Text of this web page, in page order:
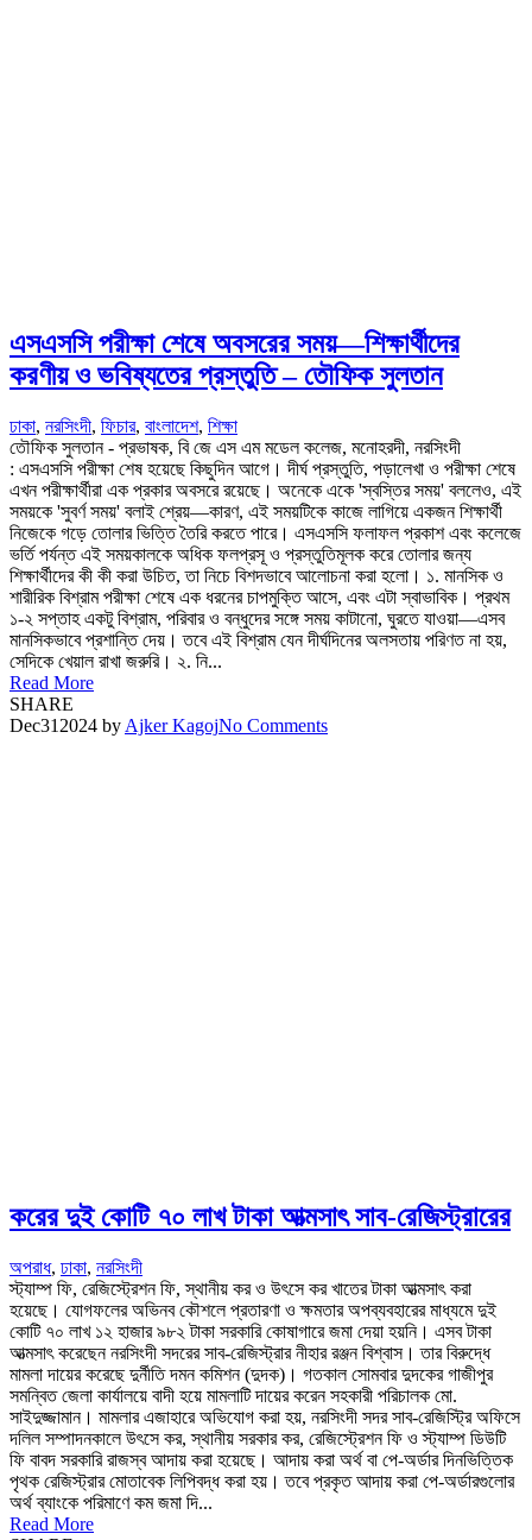
এসএসসি পরীক্ষা শেষে অবসরের সময়—শিক্ষার্থীদের
করণীয় ও ভবিষ্যতের প্রস্তুতি – তৌফিক সুলতান
ঢাকা, নরসিংদী, ফিচার, বাংলাদেশ, শিক্ষা
তৌফিক সুলতান - প্রভাষক, বি জে এস এম মডেল কলেজ, মনোহরদী, নরসিংদী
: এসএসসি পরীক্ষা শেষ হয়েছে কিছুদিন আগে। দীর্ঘ প্রস্তুতি, পড়ালেখা ও পরীক্ষা শেষে
এখন পরীক্ষার্থীরা এক প্রকার অবসরে রয়েছে। অনেকে একে 'স্বস্তির সময়' বললেও, এই
সময়কে 'সুবর্ণ সময়' বলাই শ্রেয়—কারণ, এই সময়টিকে কাজে লাগিয়ে একজন শিক্ষার্থী
নিজেকে গড়ে তোলার ভিত্তি তৈরি করতে পারে। এসএসসি ফলাফল প্রকাশ এবং কলেজে
ভর্তি পর্যন্ত এই সময়কালকে অধিক ফলপ্রসূ ও প্রস্তুতিমূলক করে তোলার জন্য
শিক্ষার্থীদের কী কী করা উচিত, তা নিচে বিশদভাবে আলোচনা করা হলো। ১. মানসিক ও
শারীরিক বিশ্রাম পরীক্ষা শেষে এক ধরনের চাপমুক্তি আসে, এবং এটা স্বাভাবিক। প্রথম
১-২ সপ্তাহ একটু বিশ্রাম, পরিবার ও বন্ধুদের সঙ্গে সময় কাটানো, ঘুরতে যাওয়া—এসব
মানসিকভাবে প্রশান্তি দেয়। তবে এই বিশ্রাম যেন দীর্ঘদিনের অলসতায় পরিণত না হয়,
সেদিকে খেয়াল রাখা জরুরি। ২. নি...
Read More
SHARE
Dec31 2024 by Ajker KagojNo Comments
করের দুই কোটি ৭০ লাখ টাকা আত্মসাৎ সাব-রেজিস্ট্রারের
অপরাধ, ঢাকা, নরসিংদী
স্ট্যাম্প ফি, রেজিস্ট্রেশন ফি, স্থানীয় কর ও উৎসে কর খাতের টাকা আত্মসাৎ করা
হয়েছে। যোগফলের অভিনব কৌশলে প্রতারণা ও ক্ষমতার অপব্যবহারের মাধ্যমে দুই
কোটি ৭০ লাখ ১২ হাজার ৯৮২ টাকা সরকারি কোষাগারে জমা দেয়া হয়নি। এসব টাকা
আত্মসাৎ করেছেন নরসিংদী সদরের সাব-রেজিস্ট্রার নীহার রঞ্জন বিশ্বাস। তার বিরুদ্ধে
মামলা দায়ের করেছে দুর্নীতি দমন কমিশন (দুদক)। গতকাল সোমবার দুদকের গাজীপুর
সমন্বিত জেলা কার্যালয়ে বাদী হয়ে মামলাটি দায়ের করেন সহকারী পরিচালক মো.
সাইদুজ্জামান। মামলার এজাহারে অভিযোগ করা হয়, নরসিংদী সদর সাব-রেজিস্ট্রি অফিসে
দলিল সম্পাদনকালে উৎসে কর, স্থানীয় সরকার কর, রেজিস্ট্রেশন ফি ও স্ট্যাম্প ডিউটি
ফি বাবদ সরকারি রাজস্ব আদায় করা হয়েছে। আদায় করা অর্থ বা পে-অর্ডার দিনভিত্তিক
পৃথক রেজিস্ট্রার মোতাবেক লিপিবদ্ধ করা হয়। তবে প্রকৃত আদায় করা পে-অর্ডারগুলোর
অর্থ ব্যাংকে পরিমাণে কম জমা দি...
Read More